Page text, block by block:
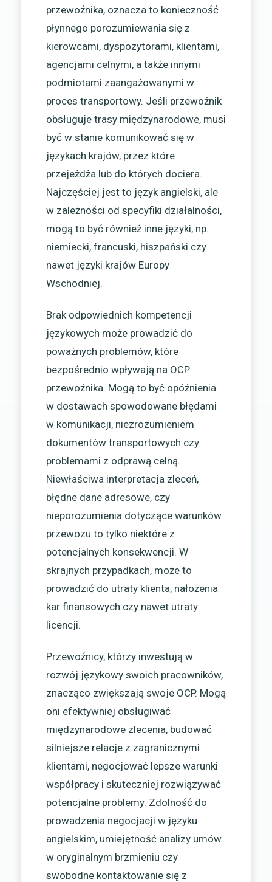
przewoźnika, oznacza to konieczność
płynnego porozumiewania się z
kierowcami, dyspozytorami, klientami,
agencjami celnymi, a także innymi
podmiotami zaangażowanymi w
proces transportowy. Jeśli przewoźnik
obsługuje trasy międzynarodowe, musi
być w stanie komunikować się w
językach krajów, przez które
przejeżdża lub do których dociera.
Najczęściej jest to język angielski, ale
w zależności od specyfiki działalności,
mogą to być również inne języki, np.
niemiecki, francuski, hiszpański czy
nawet języki krajów Europy
Wschodniej.
Brak odpowiednich kompetencji
językowych może prowadzić do
poważnych problemów, które
bezpośrednio wpływają na OCP
przewoźnika. Mogą to być opóźnienia
w dostawach spowodowane błędami
w komunikacji, niezrozumieniem
dokumentów transportowych czy
problemami z odprawą celną.
Niewłaściwa interpretacja zleceń,
błędne dane adresowe, czy
nieporozumienia dotyczące warunków
przewozu to tylko niektóre z
potencjalnych konsekwencji. W
skrajnych przypadkach, może to
prowadzić do utraty klienta, nałożenia
kar finansowych czy nawet utraty
licencji.
Przewoźnicy, którzy inwestują w
rozwój językowy swoich pracowników,
znacząco zwiększają swoje OCP. Mogą
oni efektywniej obsługiwać
międzynarodowe zlecenia, budować
silniejsze relacje z zagranicznymi
klientami, negocjować lepsze warunki
współpracy i skuteczniej rozwiązywać
potencjalne problemy. Zdolność do
prowadzenia negocjacji w języku
angielskim, umiejętność analizy umów
w oryginalnym brzmieniu czy
swobodne kontaktowanie się z